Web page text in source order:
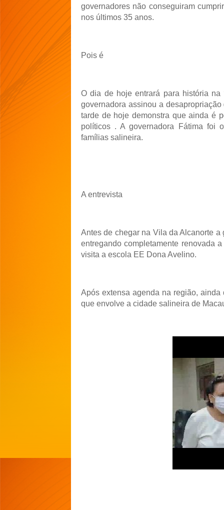
governadores não conseguiram
nos últimos 35 anos.
Pois é
O dia de hoje entrará para história
governadora assinou a
tarde de hoje demonstra que ainda é
políticos . A governadora Fátima foi
famílias salineira.
A entrevista
Antes de chegar na Vila da Alcanorte
entregando completamente renovada
visita a escola EE Dona Avelino.
Após extensa agenda na região,
que envolve a cidade salineira de